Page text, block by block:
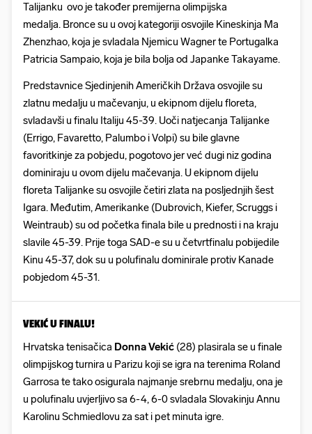
Talijanku ovo je također premijerna olimpijska
medalja. Bronce su u ovoj kategoriji osvojile Kineskinja Ma
Zhenzhao, koja je svladala Njemicu Wagner te Portugalka
Patricia Sampaio, koja je bila bolja od Japanke Takayame.
Predstavnice Sjedinjenih Američkih Država osvojile su
zlatnu medalju u mačevanju, u ekipnom dijelu floreta,
svladavši u finalu Italiju 45-39. Uoči natjecanja Talijanke
(Errigo, Favaretto, Palumbo i Volpi) su bile glavne
favoritkinje za pobjedu, pogotovo jer već dugi niz godina
dominiraju u ovom dijelu mačevanja. U ekipnom dijelu
floreta Talijanke su osvojile četiri zlata na posljednjih šest
Igara. Međutim, Amerikanke (Dubrovich, Kiefer, Scruggs i
Weintraub) su od početka finala bile u prednosti i na kraju
slavile 45-39. Prije toga SAD-e su u četvrtfinalu pobijedile
Kinu 45-37, dok su u polufinalu dominirale protiv Kanade
pobjedom 45-31.
VEKIĆ U FINALU!
Hrvatska tenisačica Donna Vekić (28) plasirala se u finale
olimpijskog turnira u Parizu koji se igra na terenima Roland
Garrosa te tako osigurala najmanje srebrnu medalju, ona je
u polufinalu uvjerljivo sa 6-4, 6-0 svladala Slovakinju Annu
Karolinu Schmiedlovu za sat i pet minuta igre.